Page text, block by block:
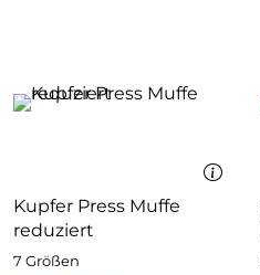
Kupfer Press Muffe
reduziert
7 Größen